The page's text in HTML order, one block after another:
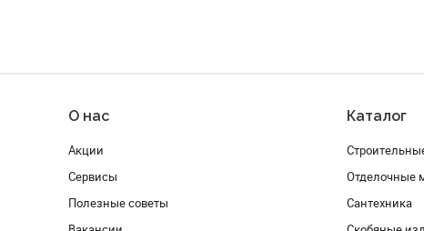
О нас
Акции
Сервисы
Полезные советы
Каталог
Отделочные
Сантехника